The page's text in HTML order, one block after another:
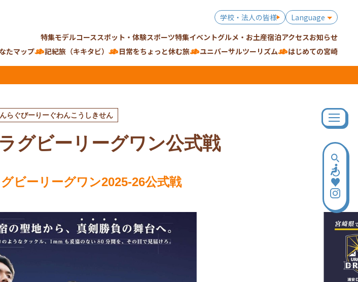
学校・法人の皆様
Language
特集モデルコーススポット・体験スポーツ特集イベントグルメ・お土産宿泊アクセスお知らせ
たマップ
記紀旅（キキタビ） 日常をちょっと休む旅 ユニバーサルツーリズム はじめての宮崎
らぐびーりーぐわんこうしきせん
グビーリーグワン公式戦
ビーリーグワン2025-26公式戦